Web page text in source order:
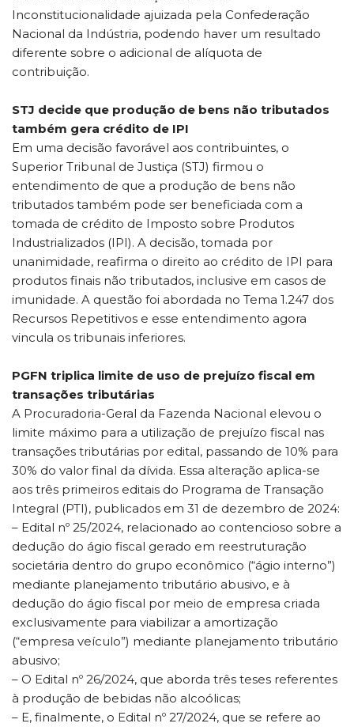
Inconstitucionalidade ajuizada pela Confederação
Nacional da Indústria, podendo haver um resultado
diferente sobre o adicional de alíquota de
contribuição.
STJ decide que produção de bens não tributados
também gera crédito de IPI
Em uma decisão favorável aos contribuintes, o
Superior Tribunal de Justiça (STJ) firmou o
entendimento de que a produção de bens não
tributados também pode ser beneficiada com a
tomada de crédito de Imposto sobre Produtos
Industrializados (IPI). A decisão, tomada por
unanimidade, reafirma o direito ao crédito de IPI para
produtos finais não tributados, inclusive em casos de
imunidade. A questão foi abordada no Tema 1.247 dos
Recursos Repetitivos e esse entendimento agora
vincula os tribunais inferiores.
PGFN triplica limite de uso de prejuízo fiscal em
transações tributárias
A Procuradoria-Geral da Fazenda Nacional elevou o
limite máximo para a utilização de prejuízo fiscal nas
transações tributárias por edital, passando de 10% para
30% do valor final da dívida. Essa alteração aplica-se
aos três primeiros editais do Programa de Transação
Integral (PTI), publicados em 31 de dezembro de 2024:
– Edital nº 25/2024, relacionado ao contencioso sobre a
dedução do ágio fiscal gerado em reestruturação
societária dentro do grupo econômico (“ágio interno”)
mediante planejamento tributário abusivo, e à
dedução do ágio fiscal por meio de empresa criada
exclusivamente para viabilizar a amortização
(“empresa veículo”) mediante planejamento tributário
abusivo;
– O Edital nº 26/2024, que aborda três teses referentes
à produção de bebidas não alcoólicas;
– E, finalmente, o Edital nº 27/2024, que se refere ao